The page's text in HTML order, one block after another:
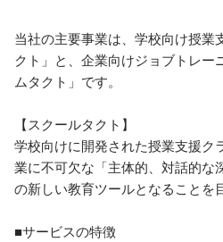
当社の主要事業は、学校向け授業
クト」と、企業向けジョブトレー
ムタクト」です。
【スクールタクト】
学校向けに開発された授業支援ク
業に不可欠な「主体的、対話的な
の新しい教育ツールとなることを
■サービスの特徴